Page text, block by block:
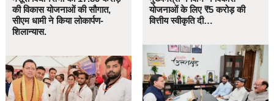
की विकास योजनाओं की सौगात,
सीएम धामी ने किया लोकार्पण-
शिलान्यास.
योजनाओं के लिए ₹5 करोड़ की
वित्तीय स्वीकृति दी…